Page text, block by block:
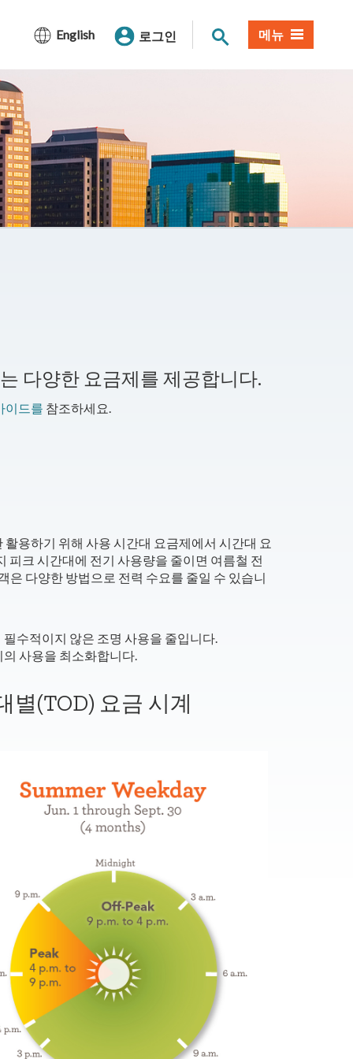
English 로그인 사이트 검색
메뉴
다양한 요금제를 제공합니다.
이드를 참조하세요.
용하기 위해 사용 시간대 요금제에서 시간대 요
피크 시간대에 전기 사용량을 줄이면 여름철 전
은 다양한 방법으로 전력 수요를 줄일 수 있습니
수적이지 않은 조명 사용을 줄입니다.
의 사용을 최소화합니다.
별(TOD) 요금 시계